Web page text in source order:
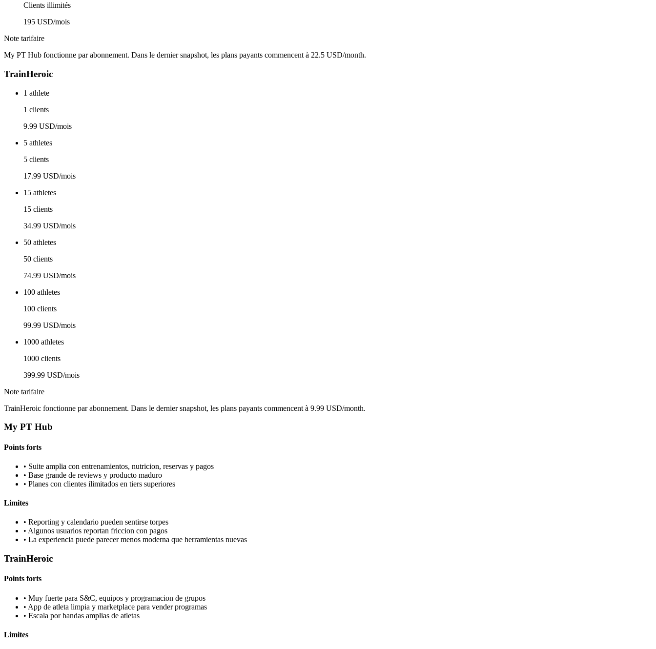
Clients illimités
195 USD/mois
Note tarifaire
My PT Hub fonctionne par abonnement. Dans le dernier snapshot, les plans payants commencent à 22.5 USD/month.
TrainHeroic
1 athlete
1 clients
9.99 USD/mois
5 athletes
5 clients
17.99 USD/mois
15 athletes
15 clients
34.99 USD/mois
50 athletes
50 clients
74.99 USD/mois
100 athletes
100 clients
99.99 USD/mois
1000 athletes
1000 clients
399.99 USD/mois
Note tarifaire
TrainHeroic fonctionne par abonnement. Dans le dernier snapshot, les plans payants commencent à 9.99 USD/month.
My PT Hub
Points forts
• Suite amplia con entrenamientos, nutricion, reservas y pagos
• Base grande de reviews y producto maduro
• Planes con clientes ilimitados en tiers superiores
Limites
• Reporting y calendario pueden sentirse torpes
• Algunos usuarios reportan friccion con pagos
• La experiencia puede parecer menos moderna que herramientas nuevas
TrainHeroic
Points forts
• Muy fuerte para S&C, equipos y programacion de grupos
• App de atleta limpia y marketplace para vender programas
• Escala por bandas amplias de atletas
Limites